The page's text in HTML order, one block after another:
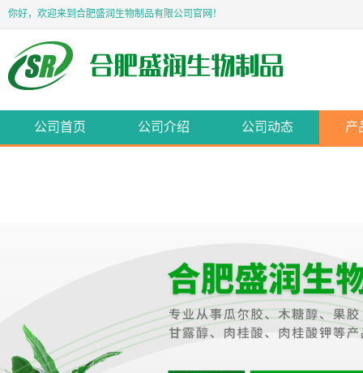
你好，欢迎来到合肥盛润生物制品有限公司官网！
公司首页 公司介绍 公司动态 产